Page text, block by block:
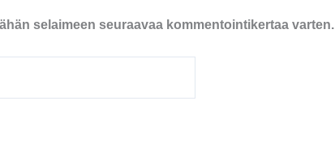
selaimeen seuraavaa kommentointikertaa varten.